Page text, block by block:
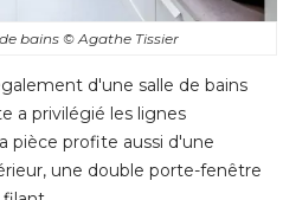
bains © Agathe Tissier
d'une salle de bains
a privilégié les lignes
pièce profite aussi d'une
une double porte-fenêtre